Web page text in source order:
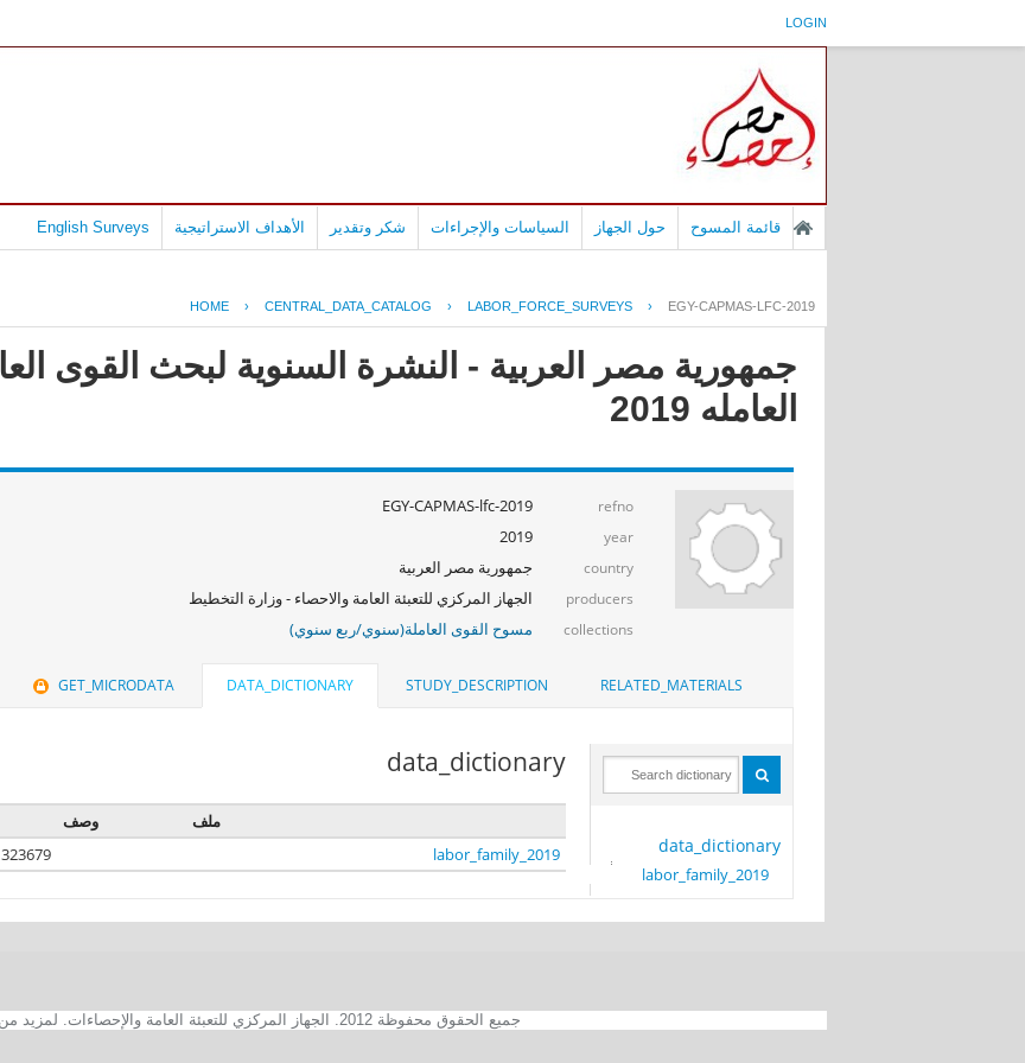
LOGIN
قائمة المسوح حول الجهاز السياسات والإجراءات شكر وتقدير الأهداف الاستراتيجية English Surveys
HOME › CENTRAL_DATA_CATALOG › LABOR_FORCE_SURVEYS › EGY-CAPMAS-LFC-2019
العامله 2019
refno
EGY-CAPMAS-lfc-2019
year
2019
country جمهورية مصر العربية
producers الجهاز المركزي للتعبئة العامة والاحصاء - وزارة التخطيط
collections مسوح القوى العاملة(سنوي/ربع سنوي)
RELATED_MATERIALS
STUDY_DESCRIPTION
DATA_DICTIONARY
GET_MICRODATA
data_dictionary
labor_family_2019
data_dictionary
ملف وصف
labor_family_2019
323679
جميع الحقوق محفوظة 2012. الجهاز المركزي للتعبئة العامة والإحصاءات. لمزيد من الاستفسارات الفنية بخصوص الصفحة الالكترونية